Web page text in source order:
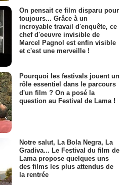
On pensait ce film disparu pour
toujours... Grâce à un
incroyable travail d'enquête, ce
chef d'oeuvre invisible de
Marcel Pagnol est enfin visible
et c'est une merveille !
Pourquoi les festivals jouent un
rôle essentiel dans le parcours
d'un film ? On a posé la
question au Festival de Lama !
Notre salut, La Bola Negra, La
Gradiva... Le Festival du film de
Lama propose quelques uns
des films les plus attendus de
la rentrée